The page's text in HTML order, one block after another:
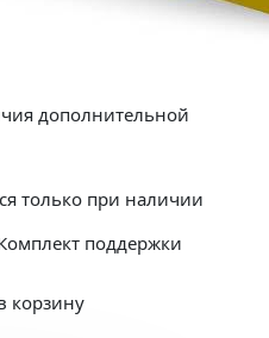
дополнительной
только при наличии
поддержки
корзину